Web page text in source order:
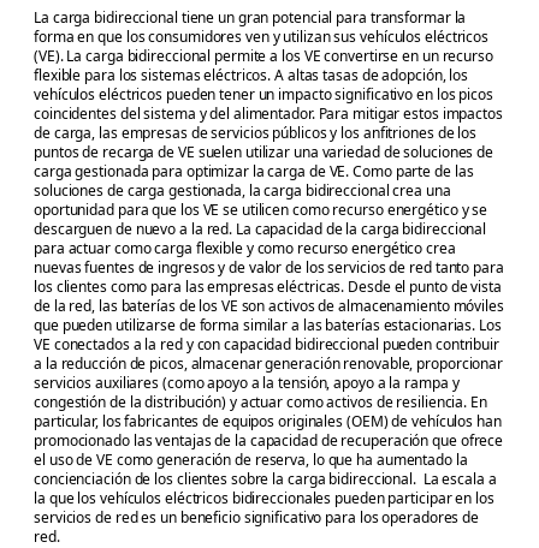
La carga bidireccional tiene un gran potencial para transformar la
forma en que los consumidores ven y utilizan sus vehículos eléctricos
(VE). La carga bidireccional permite a los VE convertirse en un recurso
flexible para los sistemas eléctricos. A altas tasas de adopción, los
vehículos eléctricos pueden tener un impacto significativo en los picos
coincidentes del sistema y del alimentador. Para mitigar estos impactos
de carga, las empresas de servicios públicos y los anfitriones de los
puntos de recarga de VE suelen utilizar una variedad de soluciones de
carga gestionada para optimizar la carga de VE. Como parte de las
soluciones de carga gestionada, la carga bidireccional crea una
oportunidad para que los VE se utilicen como recurso energético y se
descarguen de nuevo a la red. La capacidad de la carga bidireccional
para actuar como carga flexible y como recurso energético crea
nuevas fuentes de ingresos y de valor de los servicios de red tanto para
los clientes como para las empresas eléctricas. Desde el punto de vista
de la red, las baterías de los VE son activos de almacenamiento móviles
que pueden utilizarse de forma similar a las baterías estacionarias. Los
VE conectados a la red y con capacidad bidireccional pueden contribuir
a la reducción de picos, almacenar generación renovable, proporcionar
servicios auxiliares (como apoyo a la tensión, apoyo a la rampa y
congestión de la distribución) y actuar como activos de resiliencia. En
particular, los fabricantes de equipos originales (OEM) de vehículos han
promocionado las ventajas de la capacidad de recuperación que ofrece
el uso de VE como generación de reserva, lo que ha aumentado la
concienciación de los clientes sobre la carga bidireccional. La escala a
la que los vehículos eléctricos bidireccionales pueden participar en los
servicios de red es un beneficio significativo para los operadores de
red.